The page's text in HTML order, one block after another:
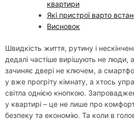
квартири
Які пристрої варто
Висновок
Швидкість життя, рутину і
дедалі частіше вирішують не люди, а
зачиняє двері не ключем, а
у вже прогріту кімнату, а хтось
світла однією кнопкою.
у квартирі – це не лише про
безпеку та економію. Та коли в